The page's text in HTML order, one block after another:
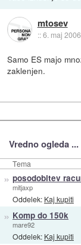
mtosev
::6. maj
Samo ES majo
zaklenjen.
Vredno ogleda ...
Tema
» posodobitev
mitjaxp
Oddelek: Kaj kupiti
» Komp do 150k
mare92
Oddelek: Kaj kupiti